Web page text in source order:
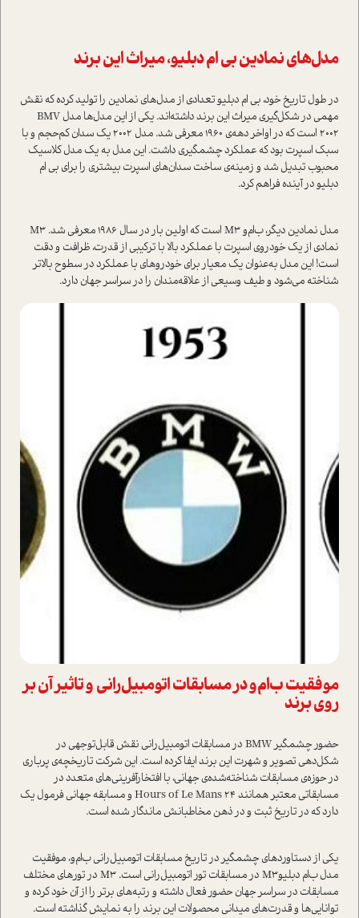
مدل‌های نمادین بی ام دبلیو، میراث این برند
در طول تاریخ خود، بی ام دبلیو تعدادی از مدل‌های نمادین را تولید کرده که نقش
مهمی در شکل‌گیری میراث این برند داشته‌اند. یکی از این مدل‌ها مدل BMV
2002 ا‌ست که در اواخر دهه‌ی 1960 معرفی شد. مدل 2002 یک سدان کم‌حجم و با
سبک اسپرت بود که عملکرد چشمگیری داشت. این مدل به یک مدل کلاسیک
محبوب تبدیل شد و زمینه‌ی ساخت سدان‌های اسپرت بیشتری را برای بی ام
دبلیو در آینده فراهم کرد.
مدل نمادین دیگر، ب‌ام‌و M3 ا‌ست که اولین بار در سال 1986 معرفی شد. M3
نمادی از یک خودروی اسپرت با عملکرد بالا با ترکیبی از قدرت، ظرافت و دقت
ا‌ست! این مدل به‌عنوان یک معیار برای خودروهای با عملکرد در سطوح بالاتر
شناخته می‌شود و طیف وسیعی از علاقه‌مندان را در سراسر جهان دارد.
موفقیت ب‌ام‌و در مسابقات اتومبیل‌رانی و تاثیر آن بر
روی برند
حضور چشمگیر BMW در مسابقات اتومبیل‌رانی نقش قابل‌توجهی در
شکل‌دهی تصویر و شهرت این برند ایفا کرده ا‌ست. این شرکت تاریخچه‌ی پرباری
در حوزه‌ی مسابقات شناخته‌شده‌ی جهانی، با افتخار‌آفرینی‌های متعدد در
مسابقاتی معتبر همانند 24 Hours of Le Mans و مسابقه جهانی فرمول یک
دارد که در تاریخ ثبت و در ذهن مخاطبانش ماندگار شده ا‌ست.
یکی از دستاورد‌های چشمگیر در تاریخ مسابقات اتومبیل‌رانی ب‌ام‌و، موفقیت
مدل ب‌ام‌ دبلیوM3 در مسابقات تور اتومبیل‌رانی ا‌ست. M3 در تورهای مختلف
مسابقات در سراسر جهان حضور فعال داشته و رتبه‌های برتر را از آن خود کرده و
توانایی‌ها و قدرت‌های میدانی محصولات این برند را به نمایش گذاشته ا‌ست.